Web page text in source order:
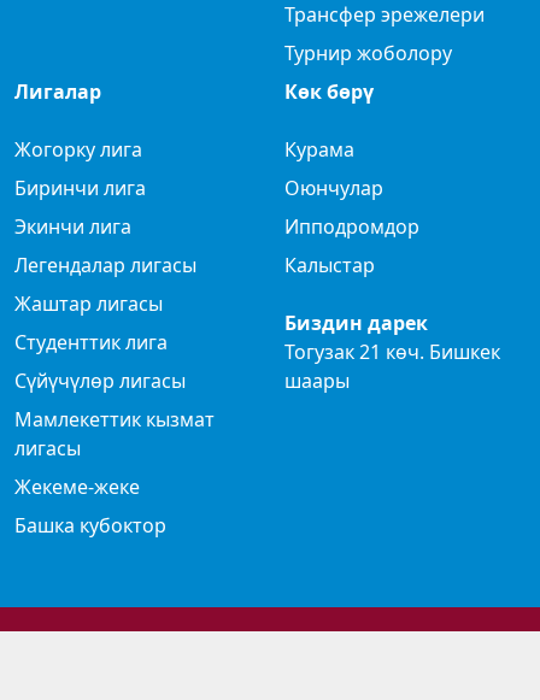
Трансфер эрежелери
Турнир жоболору
Лигалар
Жогорку лига
Биринчи лига
Экинчи лига
Легендалар лигасы
Жаштар лигасы
Студенттик лига
Сүйүчүлөр лигасы
Мамлекеттик кызмат
лигасы
Жекеме-жеке
Башка кубоктор
Көк бөрү
Курама
Оюнчулар
Ипподромдор
Калыстар
Биздин дарек
Тогузак 21 көч. Бишкек
шаары